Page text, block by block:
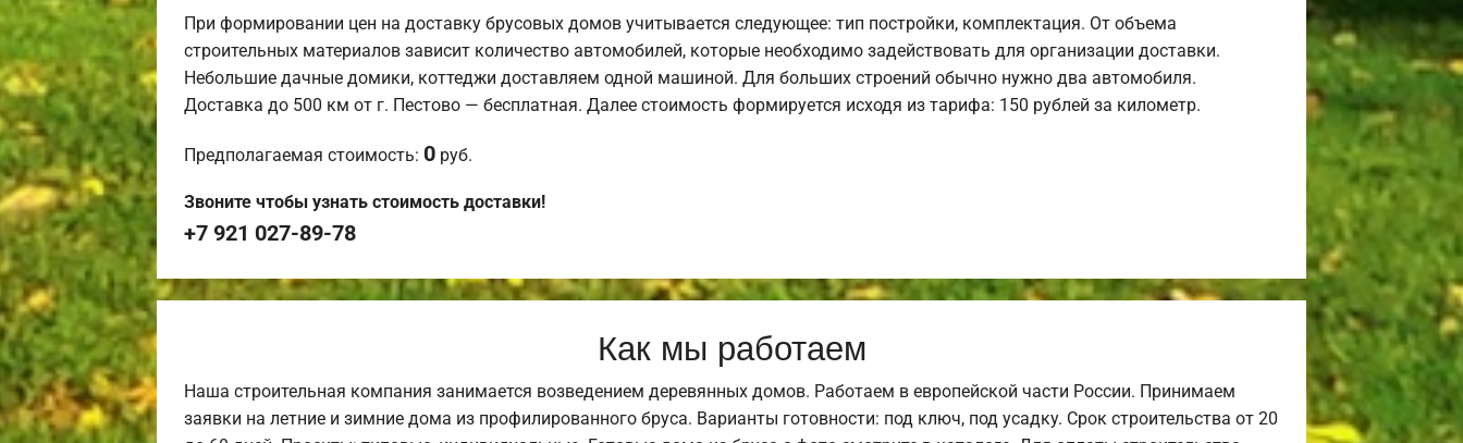
При формировании цен на доставку брусовых домов учитывается следующее: тип постройки, комплектация. От объема
строительных материалов зависит количество автомобилей, которые необходимо задействовать для организации доставки.
Небольшие дачные домики, коттеджи доставляем одной машиной. Для больших строений обычно нужно два автомобиля.
Доставка до 500 км от г. Пестово — бесплатная. Далее стоимость формируется исходя из тарифа: 150 рублей за километр.
Предполагаемая стоимость: 0 руб.
Звоните чтобы узнать стоимость доставки!
+7 921 027-89-78
Как мы работаем
Наша строительная компания занимается возведением деревянных домов. Работаем в европейской части России. Принимаем
заявки на летние и зимние дома из профилированного бруса. Варианты готовности: под ключ, под усадку. Срок строительства от 20